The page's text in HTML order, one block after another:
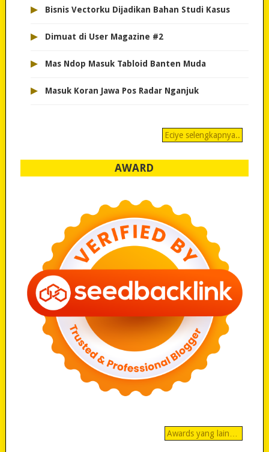
▸ Bisnis Vectorku Dijadikan Bahan Studi Kasus
▸ Dimuat di User Magazine #2
▸ Mas Ndop Masuk Tabloid Banten Muda
▸ Masuk Koran Jawa Pos Radar Nganjuk
Eciye selengkapnya..
AWARD
Awards yang lain…